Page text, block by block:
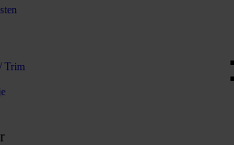
Trim